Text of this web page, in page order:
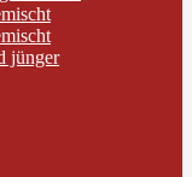
jünger